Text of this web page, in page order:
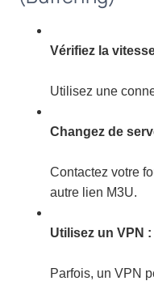
Vérifiez la
Utilisez une
Changez de
Contactez votre
autre lien M3U.
Utilisez un VPN :
Parfois, un VPN